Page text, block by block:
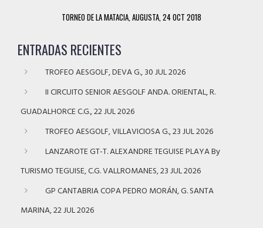
TORNEO DE LA MATACIA, AUGUSTA, 24 OCT 2018
ENTRADAS RECIENTES
TROFEO AESGOLF, DEVA G., 30 JUL 2026
II CIRCUITO SENIOR AESGOLF ANDA. ORIENTAL, R.
GUADALHORCE C.G., 22 JUL 2026
TROFEO AESGOLF, VILLAVICIOSA G., 23 JUL 2026
LANZAROTE GT-T. ALEXANDRE TEGUISE PLAYA By
TURISMO TEGUISE, C.G. VALLROMANES, 23 JUL 2026
GP CANTABRIA COPA PEDRO MORÁN, G. SANTA
MARINA, 22 JUL 2026